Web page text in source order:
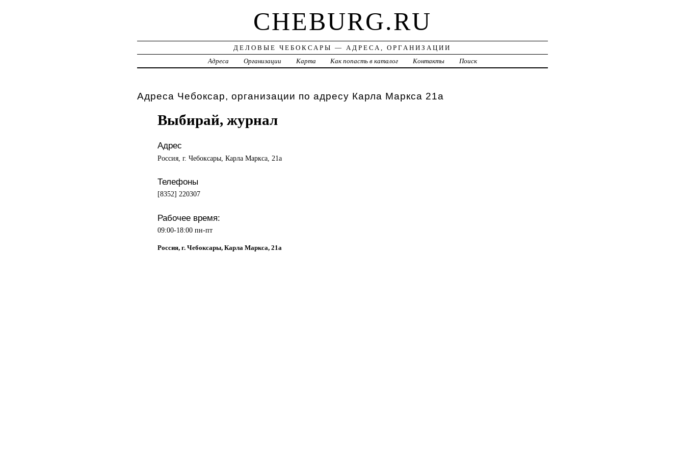
CHEBURG.RU
ДЕЛОВЫЕ ЧЕБОКСАРЫ — АДРЕСА, ОРГАНИЗАЦИИ
Адреса
Организации Карта Как попасть в каталог Контакты Поиск
Адреса Чебоксар, организации по адресу Карла Маркса 21а
Выбирай, журнал
Адрес
Россия, г. Чебоксары, Карла Маркса, 21а
Телефоны
[8352] 220307
Рабочее время:
09:00-18:00 пн-пт
Россия, г. Чебоксары, Карла Маркса, 21а